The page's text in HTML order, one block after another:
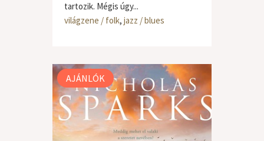
tartozik. Mégis úgy...
világzene / folk, jazz / blues
AJÁNLÓK